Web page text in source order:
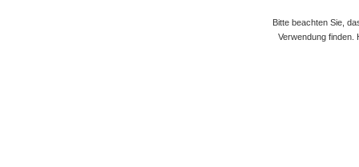
Bitte beachten Sie,
Verwendung finden.